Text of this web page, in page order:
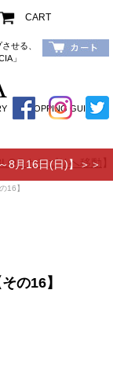
CART
せる、
」
SHOPPING GUIDE
8月16日(日)】＞＞
カテゴリへ移動
16】
の16】